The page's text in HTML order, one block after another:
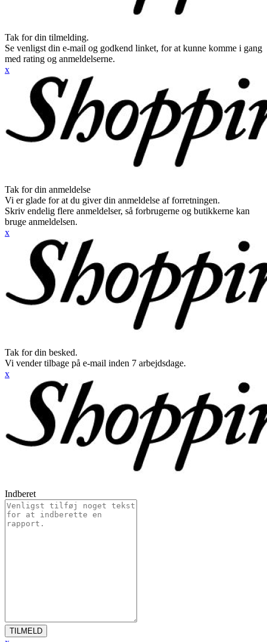
Tak for din tilmelding.
Se venligst din e-mail og godkend linket, for at kunne komme i gang
med rating og anmeldelserne.
x
Tak for din anmeldelse
Vi er glade for at du giver din anmeldelse af forretningen.
Skriv endelig flere anmeldelser, så forbrugerne og butikkerne kan
bruge anmeldelsen.
x
Tak for din besked.
Vi vender tilbage på e-mail inden 7 arbejdsdage.
x
Indberet
TILMELD